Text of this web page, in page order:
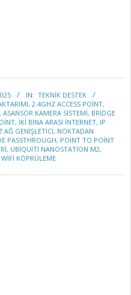
IN: TEKNİK DESTEK
, 2.4GHZ ACCESS POINT,
, ASANSÖR KAMERA SISTEMI, BRIDGE
, IKI BINA ARASI INTERNET, IP
AĞ GENIŞLETICI, NOKTADAN
PASSTHROUGH, POINT TO POINT
, UBIQUITI NANOSTATION M2,
WIFI KÖPRÜLEME